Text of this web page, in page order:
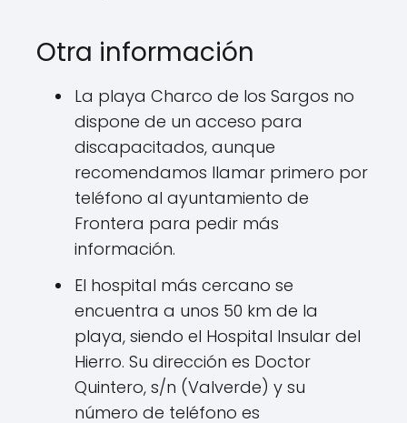
Otra información
La playa Charco de los Sargos no
dispone de un acceso para
discapacitados, aunque
recomendamos llamar primero por
teléfono al ayuntamiento de
Frontera para pedir más
información.
El hospital más cercano se
encuentra a unos 50 km de la
playa, siendo el Hospital Insular del
Hierro. Su dirección es Doctor
Quintero, s/n (Valverde) y su
número de teléfono es